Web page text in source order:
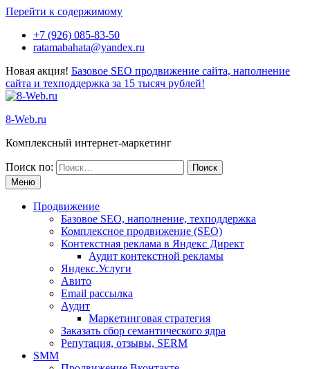
Перейти к содержимому
+7 (926) 085-83-50
ratamabahata@yandex.ru
Новая акция! Базовое SEO продвижение сайта, наполнение
сайта и техподдержка за 15 тысяч рублей!
8-Web.ru
Комплексный интернет-маркетинг
Поиск по:
Меню
Продвижение
Базовое SEO, наполнение, техподдержка
Комплексное продвижение (SEO)
Контекстная реклама в Яндекс Директ
Аудит контекстной рекламы
Яндекс.Услуги
Авито
Email рассылка
Аудит
Маркетинговая стратегия
Заказать сбор семантического ядра
Репутация, отзывы, SERM
SMM